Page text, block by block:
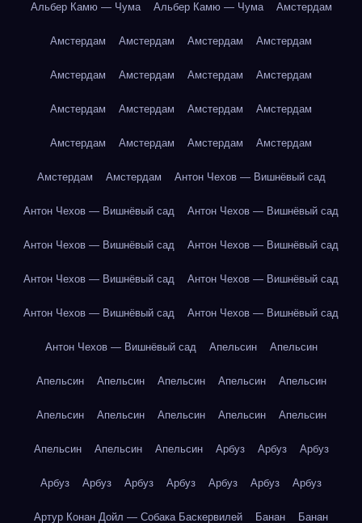
Альбер Камю — Чума Альбер Камю — Чума Амстердам
Амстердам Амстердам Амстердам Амстердам
Амстердам Амстердам Амстердам Амстердам
Амстердам Амстердам Амстердам Амстердам
Амстердам Амстердам Амстердам Амстердам
Амстердам Амстердам Антон Чехов — Вишнёвый сад
Антон Чехов — Вишнёвый сад Антон Чехов — Вишнёвый сад
Антон Чехов — Вишнёвый сад Антон Чехов — Вишнёвый сад
Антон Чехов — Вишнёвый сад Антон Чехов — Вишнёвый сад
Антон Чехов — Вишнёвый сад Антон Чехов — Вишнёвый сад
Антон Чехов — Вишнёвый сад Апельсин Апельсин
Апельсин Апельсин Апельсин Апельсин Апельсин
Апельсин Апельсин Апельсин Апельсин Апельсин
Апельсин Апельсин Апельсин Арбуз Арбуз Арбуз
Арбуз Арбуз Арбуз Арбуз Арбуз Арбуз Арбуз
Артур Конан Дойл — Собака Баскервилей Банан Банан